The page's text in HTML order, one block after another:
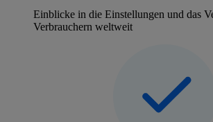
Einblicke in die Einstellungen und das
Verbrauchern weltweit